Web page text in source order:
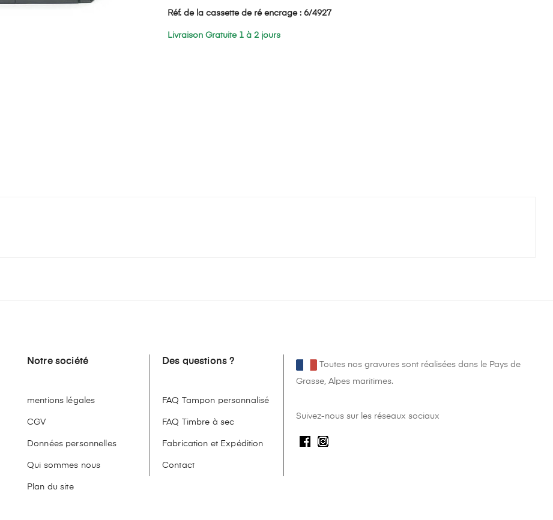
Réf. de la cassette de ré encrage : 6/4927
Livraison Gratuite 1 à 2 jours
Notre société
mentions légales
CGV
Données personnelles
Qui sommes nous
Plan du site
Des questions ?
FAQ Tampon personnalisé
FAQ Timbre à sec
Fabrication et Expédition
Contact
Toutes nos gravures sont réalisées dans le Pays de
Grasse, Alpes maritimes.
Suivez-nous sur les réseaux sociaux